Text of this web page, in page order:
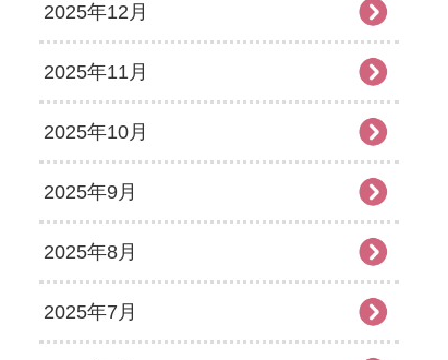
2025年12月
2025年11月
2025年10月
2025年9月
2025年8月
2025年7月